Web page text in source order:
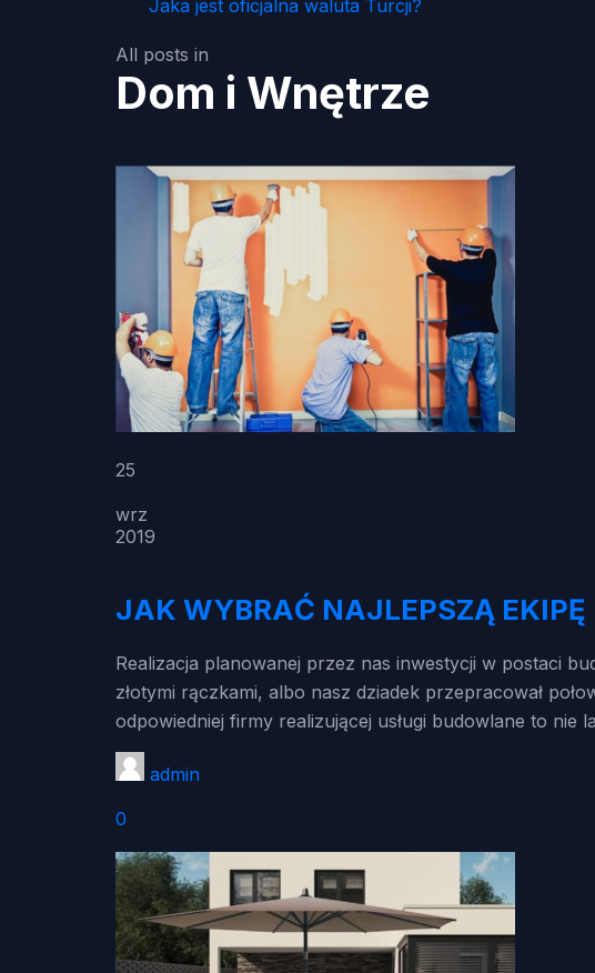
Jaka jest oficjalna waluta Turcji?
All posts in
Dom i Wnętrze
25
wrz
2019
JAK WYBRAĆ NAJLEPSZĄ
Realizacja planowanej przez nas inwestycji w postaci
złotymi rączkami, albo nasz dziadek przepracował
odpowiedniej firmy realizującej usługi budowlane to nie
admin
0